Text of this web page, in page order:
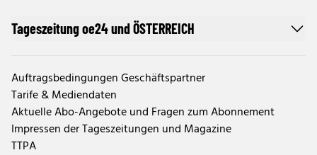
Tageszeitung oe24 und ÖSTERREICH
Auftragsbedingungen Geschäftspartner
Tarife & Mediendaten
Aktuelle Abo-Angebote und Fragen zum Abonnement
Impressen der Tageszeitungen und Magazine
TTPA